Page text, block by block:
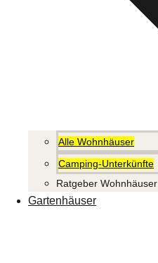
Alle Wohnhäuser
Camping-Unterkünfte
Ratgeber Wohnhäuser
Gartenhäuser